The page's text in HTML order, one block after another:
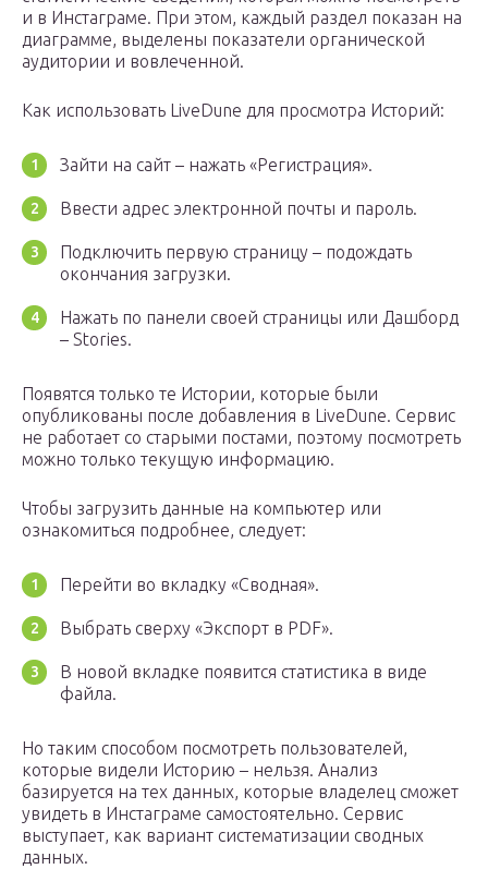
и в Инстаграме. При этом, каждый раздел показан на
диаграмме, выделены показатели органической
аудитории и вовлеченной.
Как использовать LiveDune для просмотра Историй:
Зайти на сайт – нажать «Регистрация».
Ввести адрес электронной почты и пароль.
Подключить первую страницу – подождать
окончания загрузки.
Нажать по панели своей страницы или Дашборд
– Stories.
Появятся только те Истории, которые были
опубликованы после добавления в LiveDune. Сервис
не работает со старыми постами, поэтому посмотреть
можно только текущую информацию.
Чтобы загрузить данные на компьютер или
ознакомиться подробнее, следует:
Перейти во вкладку «Сводная».
Выбрать сверху «Экспорт в PDF».
В новой вкладке появится статистика в виде
файла.
Но таким способом посмотреть пользователей,
которые видели Историю – нельзя. Анализ
базируется на тех данных, которые владелец сможет
увидеть в Инстаграме самостоятельно. Сервис
выступает, как вариант систематизации сводных
данных.